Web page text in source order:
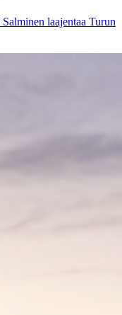
laajentaa Turun